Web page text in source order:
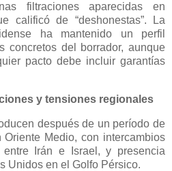
filtraciones aparecidas en
calificó de “deshonestas”. La
ha mantenido un perfil
concretos del borrador, aunque
pacto debe incluir garantías
y tensiones regionales
después de un período de
Medio, con intercambios
Irán e Israel, y presencia
Unidos en el Golfo Pérsico.